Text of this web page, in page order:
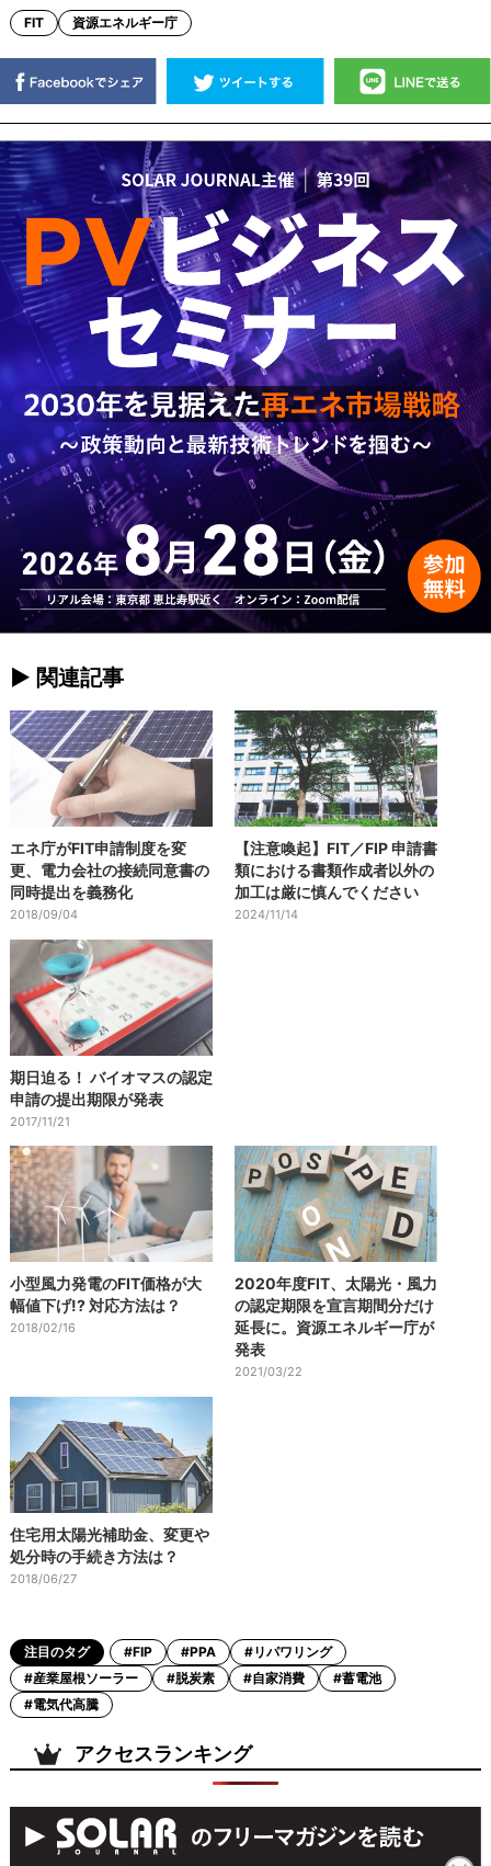
FIT 資源エネルギー庁
► 関連記事
エネ庁がFIT申請制度を変
更、電力会社の接続同意書の
同時提出を義務化
2018/09/04
【注意喚起】FIT／FIP 申請書
類における書類作成者以外の
加工は厳に慎んでください
2024/11/14
期日迫る！ バイオマスの認定
申請の提出期限が発表
2017/11/21
小型風力発電のFIT価格が大
幅値下げ!? 対応方法は？
2018/02/16
2020年度FIT、太陽光・風力
の認定期限を宣言期間分だけ
延長に。資源エネルギー庁が
発表
2021/03/22
住宅用太陽光補助金、変更や
処分時の手続き方法は？
2018/06/27
注目のタグ #FIP #PPA
#リパワリング
#産業屋根ソーラー
#脱炭素 #自家消費
#蓄電池
#電気代高騰
アクセスランキング